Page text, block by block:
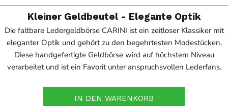
Kleiner Geldbeutel - Elegante Optik
Die faltbare Ledergeldbörse CARINI ist ein zeitloser Klassiker mit
eleganter Optik und gehört zu den begehrtesten Modestücken.
Diese handgefertigte Geldbörse wird auf höchstem Niveau
verarbeitet und ist ein Favorit unter anspruchsvollen Lederfans.
IN DEN WARENKORB